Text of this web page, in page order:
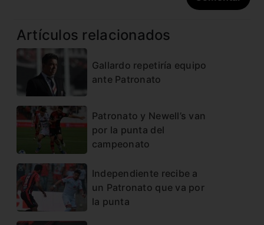
Artículos relacionados
Gallardo repetiría equipo
ante Patronato
Patronato y Newell’s van
por la punta del
campeonato
Independiente recibe a
un Patronato que va por
la punta